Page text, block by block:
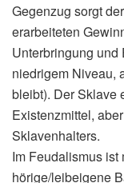
Gegenzug sorgt
erarbeiteten
Unterbringung
niedrigem Niveau,
bleibt). Der Sklave
Existenzmittel,
Sklavenhalters.
Im Feudalismus
hörige/leibeigene